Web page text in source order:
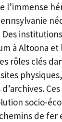
l’immense
à Altoona
rôles clés
socio-
de fer